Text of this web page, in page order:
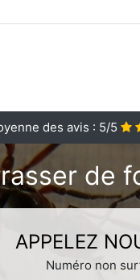
des avis : 5/5
de
APPELEZ
Numéro non